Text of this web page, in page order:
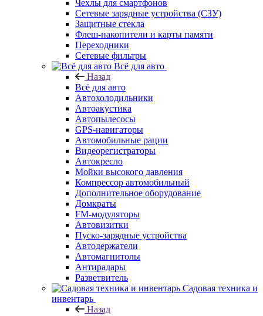
Чехлы для смартфонов
Сетевые зарядные устройства (СЗУ)
Защитные стекла
Флеш-накопители и карты памяти
Переходники
Сетевые фильтры
Всё для авто
Назад
Всё для авто
Автохолодильники
Автоакустика
Автопылесосы
GPS-навигаторы
Автомобильные рации
Видеорегистраторы
Автокресло
Мойки высокого давления
Компрессор автомобильный
Дополнительное оборудование
Домкраты
FM-модуляторы
Автовизитки
Пуско-зарядные устройства
Автодержатели
Автомагнитолы
Антирадары
Разветвитель
Садовая техника и
инвентарь
Назад